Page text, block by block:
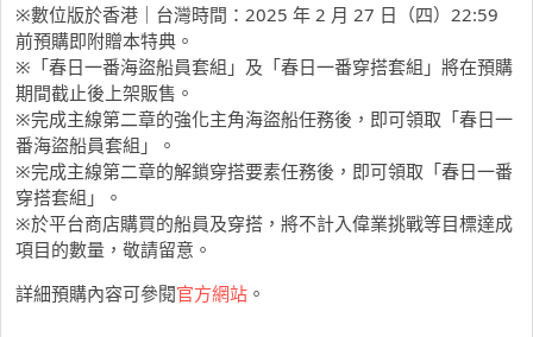
※數位版於香港｜台灣時間：2025 年 2 月 27 日（四）22:59
前預購即附贈本特典。
※「春日一番海盜船員套組」及「春日一番穿搭套組」將在預購
期間截止後上架販售。
※完成主線第二章的強化主角海盜船任務後，即可領取「春日一
番海盜船員套組」。
※完成主線第二章的解鎖穿搭要素任務後，即可領取「春日一番
穿搭套組」。
※於平台商店購買的船員及穿搭，將不計入偉業挑戰等目標達成
項目的數量，敬請留意。
詳細預購內容可參閱官方網站 。